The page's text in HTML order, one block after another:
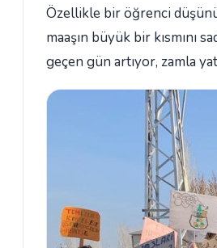
Özellikle bir öğrenci
maaşın büyük bir kısmını
geçen gün artıyor, zamla